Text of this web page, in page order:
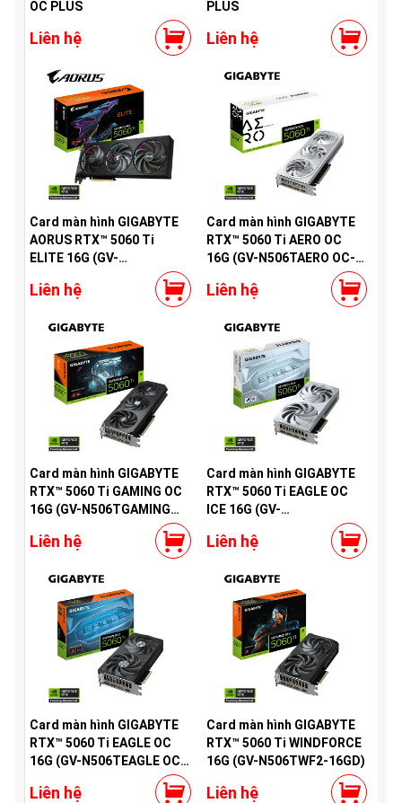
OC PLUS
Liên hệ
PLUS
Liên hệ
Card màn hình GIGABYTE
AORUS RTX™ 5060 Ti
ELITE 16G (GV-
N506TAORUS E-16GD)
Liên hệ
Card màn hình GIGABYTE
RTX™ 5060 Ti AERO OC
16G (GV-N506TAERO OC-
Liên hệ
Card màn hình GIGABYTE
RTX™ 5060 Ti GAMING OC
16G (GV-N506TGAMING
Liên hệ
Card màn hình GIGABYTE
RTX™ 5060 Ti EAGLE OC
ICE 16G (GV-
N506TEAGLEOC ICE-16GD)
Liên hệ
Card màn hình GIGABYTE
RTX™ 5060 Ti EAGLE OC
16G (GV-N506TEAGLE OC-
Liên hệ
Card màn hình GIGABYTE
RTX™ 5060 Ti WINDFORCE
16G (GV-N506TWF2-16GD)
Liên hệ